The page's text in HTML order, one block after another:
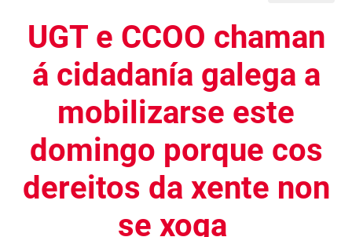
UGT e CCOO chaman
á cidadanía galega a
mobilizarse este
domingo porque cos
dereitos da xente non
se xoga